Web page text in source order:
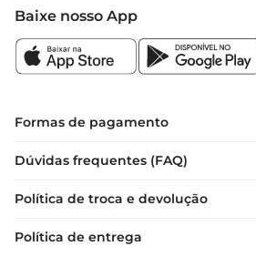
Baixe nosso App
Formas de pagamento
Dúvidas frequentes (FAQ)
Política de troca e devolução
Política de entrega